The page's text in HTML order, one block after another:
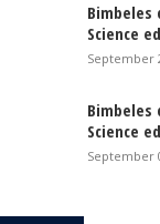
Bimbeles
Science
September
Bimbeles
Science
September